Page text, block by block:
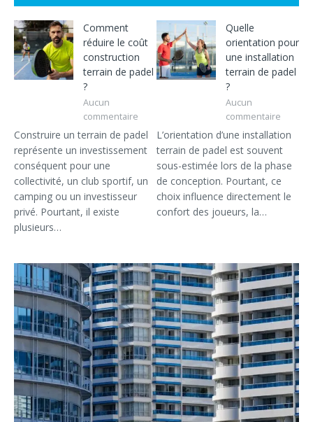
Comment
réduire le coût
construction
terrain de padel
?
Aucun
commentaire
Construire un terrain de padel
représente un investissement
conséquent pour une
collectivité, un club sportif, un
camping ou un investisseur
privé. Pourtant, il existe
plusieurs…
Quelle
orientation pour
une installation
terrain de padel
?
Aucun
commentaire
L’orientation d’une installation
terrain de padel est souvent
sous-estimée lors de la phase
de conception. Pourtant, ce
choix influence directement le
confort des joueurs, la…